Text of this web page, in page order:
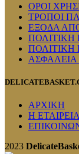
ΟΡΟΙ
ΤΡΟΠΟΙ
ΕΞΟΔΑ
ΑΡΧΙΚΗ
Η ΕΤΑΙΡΕΙΑ
2023